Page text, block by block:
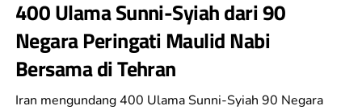
400 Ulama Sunni-Syiah dari 90
Negara Peringati Maulid Nabi
Bersama di Tehran
Iran mengundang 400 Ulama Sunni-Syiah 90 Negara